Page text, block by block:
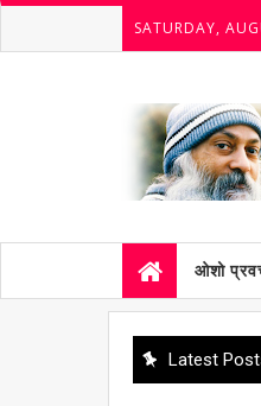
SATURDAY,
ओशो
Latest